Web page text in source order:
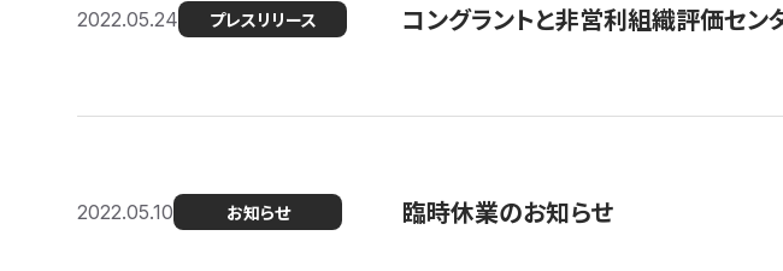
2022.05.24 プレスリリース コングラントと非営利組織評価セン
2022.05.10 お知らせ 臨時休業のお知らせ